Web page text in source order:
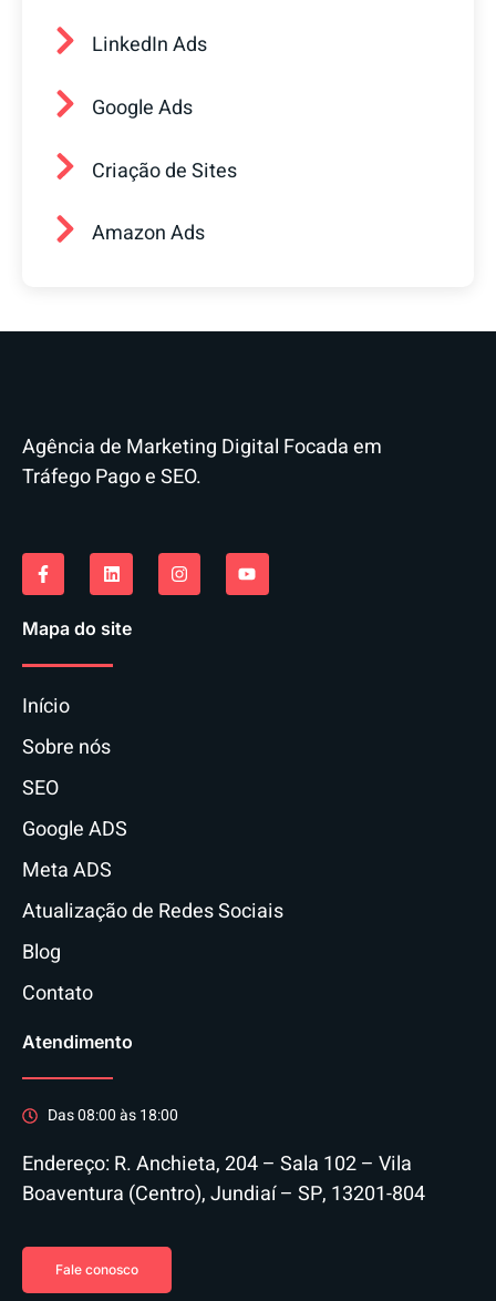
LinkedIn Ads
Google Ads
Criação de Sites
Amazon Ads
Agência de Marketing Digital Focada em
Tráfego Pago e SEO.
Mapa do site
Início
Sobre nós
SEO
Google ADS
Meta ADS
Atualização de Redes Sociais
Blog
Contato
Atendimento
Das 08:00 às 18:00
Endereço: R. Anchieta, 204 – Sala 102 – Vila
Boaventura (Centro), Jundiaí – SP, 13201-804
Fale conosco